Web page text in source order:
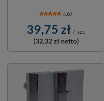
4.67
39,75 zł / szt.
(32,32 zł netto)